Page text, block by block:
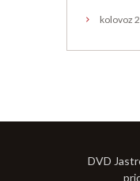
kolovoz
DVD